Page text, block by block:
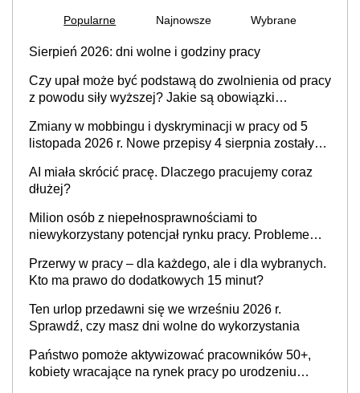
Popularne Najnowsze Wybrane
Sierpień 2026: dni wolne i godziny pracy
Czy upał może być podstawą do zwolnienia od pracy
z powodu siły wyższej? Jakie są obowiązki
Zmiany w mobbingu i dyskryminacji w pracy od 5
listopada 2026 r. Nowe przepisy 4 sierpnia zostały
AI miała skrócić pracę. Dlaczego pracujemy coraz
dłużej?
Milion osób z niepełnosprawnościami to
niewykorzystany potencjał rynku pracy. Problemem
refundacji, ale bariery po stronie systemu i
świadomości pracodawców [WYWIAD]
Przerwy w pracy – dla każdego, ale i dla wybranych.
Kto ma prawo do dodatkowych 15 minut?
Ten urlop przedawni się we wrześniu 2026 r.
Sprawdź, czy masz dni wolne do wykorzystania
Państwo pomoże aktywizować pracowników 50+,
kobiety wracające na rynek pracy po urodzeniu